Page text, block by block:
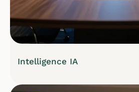
Intelligence IA